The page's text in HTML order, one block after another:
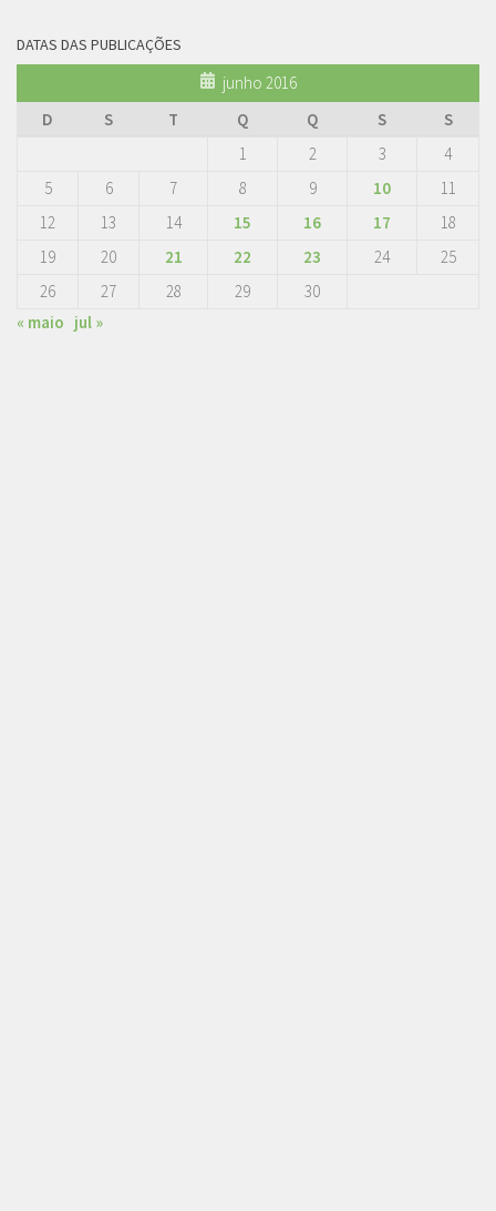
DATAS DAS PUBLICAÇÕES
junho 2016
D
S T Q Q S
S
1
2 3
4
5
6 7 8 9 10
11
12
13 14 15 16 17
18
19
20 21 22 23 24
25
26
27 28 29
30
« maio jul »